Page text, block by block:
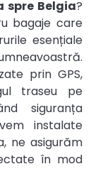
spre Belgia?
bagaje care
esențiale
prin GPS,
traseu pe
siguranța
instalate
ne asigurăm
în mod